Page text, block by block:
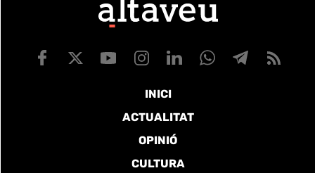
INICI
ACTUALITAT
OPINIÓ
CULTURA